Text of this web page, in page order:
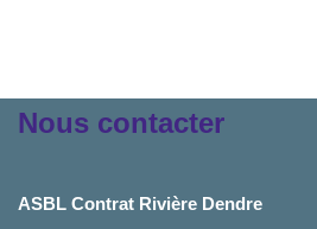
Nous contacter
ASBL Contrat Rivière Dendre